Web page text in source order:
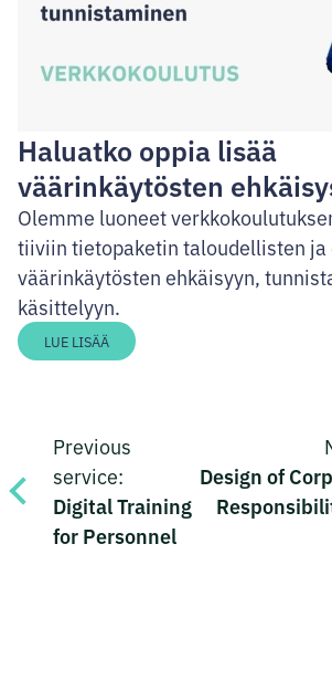
Haluatko oppia lisää
väärinkäytösten
Olemme luoneet
tiiviin tietopaketin taloudellisten ja
väärinkäytösten ehkäisyyn,
käsittelyyn.
LUE LISÄÄ
navigation
Previous
service:
Digital Training
for Personnel
Design of